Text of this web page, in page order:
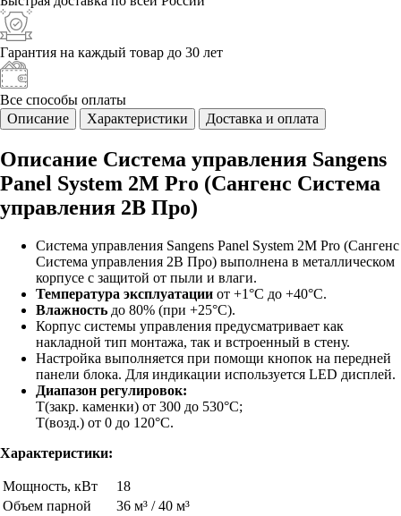
Гарантия на каждый товар до 30 лет
Все способы оплаты
Описание
Характеристики Доставка и оплата
Описание Система управления Sangens
Panel System 2M Pro (Сангенс Система
управления 2В Про)
Система управления Sangens Panel System 2M Pro (Сангенс
Система управления 2В Про) выполнена в металлическом
корпусе с защитой от пыли и влаги.
Температура эксплуатации от +1°C до +40°C.
Влажность до 80% (при +25°C).
Корпус системы управления предусматривает как
накладной тип монтажа, так и встроенный в стену.
Настройка выполняется при помощи кнопок на передней
панели блока. Для индикации используется LED дисплей.
Диапазон регулировок:
Т(закр. каменки) от 300 до 530°C;
Т(возд.) от 0 до 120°C.
Характеристики:
Мощность, кВт
18
Объем парной
36 м³ / 40 м³